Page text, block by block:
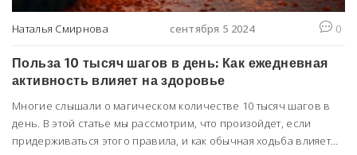
Наталья Смирнова сентября 5 2024 0
Польза 10 тысяч шагов в день: Как ежедневная
активность влияет на здоровье
Многие слышали о магическом количестве 10 тысяч шагов в
день. В этой статье мы рассмотрим, что произойдет, если
придерживаться этого правила, и как обычная ходьба влияет